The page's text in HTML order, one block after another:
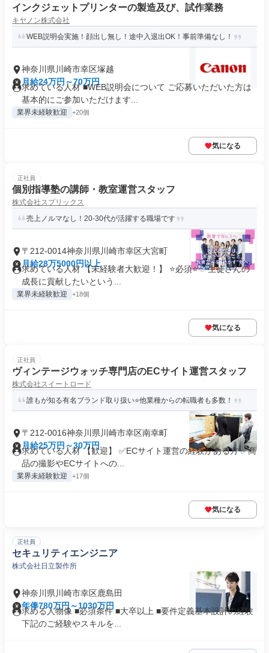
インクジェットプリンターの製造及び、試作業務
キヤノン株式会社
WEB説明会実施！顔出し無し！途中入退出OK！事前準備なし！
神奈川県川崎市幸区塚越
月給24万円～70万円
求めている人材 ■WEB説明会について ご応募いただいた方は
基本的にご参加いただけます...
業界未経験歓迎 +20個
気になる
正社員
個別指導塾の講師・教室運営スタッフ
株式会社スプリックス
売上ノルマなし！20-30代が活躍する職場です
〒212-0014神奈川県川崎市幸区大宮町
月給28万5000円以上
求めている人材 【未経験者大歓迎！】 ⭐️必須⭐️ ✅生徒さんの
成長に貢献したいという...
業界未経験歓迎 +18個
気になる
正社員
ヴィンテージウォッチ専門店のECサイト運営スタッフ
株式会社スイートロード
誰もが知る有名ブランド取り扱い⭐他業種からの転職者も多数！
〒212-0016神奈川県川崎市幸区南幸町
月給25万円～30万円
求めている人材 【歓迎】 ✅ECサイト運営の経験がある方 ✅商
品の撮影やECサイトへの...
業界未経験歓迎 +17個
気になる
正社員
セキュリティエンジニア
株式会社日立製作所
神奈川県川崎市幸区鹿島田
年俸780万円～1030万円
求める人物像 ■必須条件 ■大卒以上 ■要件定義基本設計の経験
下記のご経験やスキルを...